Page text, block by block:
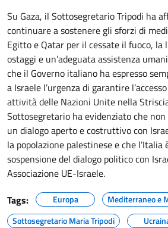
Su Gaza, il Sottosegretario Tripodi ha
continuare a sostenere gli sforzi di
Egitto e Qatar per il cessate il fuoco, la
ostaggi e un’adeguata assistenza
che il Governo italiano ha espresso
a Israele l’urgenza di garantire
attività delle Nazioni Unite nella
Sottosegretario ha evidenziato che
un dialogo aperto e costruttivo con
la popolazione palestinese e che
sospensione del dialogo politico con
Associazione UE-Israele.
Tags:
Europa
Mediterraneo e
Sottosegretario Maria Tripodi